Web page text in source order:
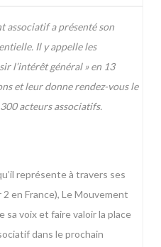
associatif a présenté son
Il y appelle les
l’intérêt général » en 13
et leur donne rendez-vous le
acteurs associatifs.
représente à travers ses
en France), Le Mouvement
voix et faire valoir la place
dans le prochain